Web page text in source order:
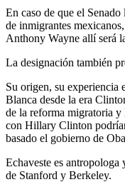
En caso de que el
de inmigrantes
Anthony Wayne allí será
La designación también
Su origen, su experiencia
Blanca desde la era
de la reforma migratoria y
con Hillary Clinton
basado el gobierno de
Echaveste es antropologa
de Stanford y Berkeley.